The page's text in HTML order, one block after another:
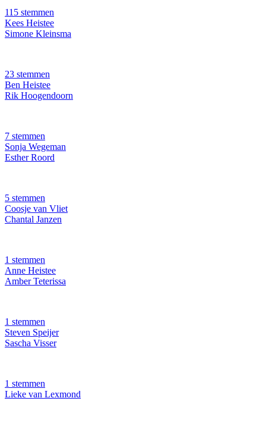
115 stemmen
Kees Heistee
Simone Kleinsma
23 stemmen
Ben Heistee
Rik Hoogendoorn
7 stemmen
Sonja Wegeman
Esther Roord
5 stemmen
Coosje van Vliet
Chantal Janzen
1 stemmen
Anne Heistee
Amber Teterissa
1 stemmen
Steven Speijer
Sascha Visser
1 stemmen
Lieke van Lexmond